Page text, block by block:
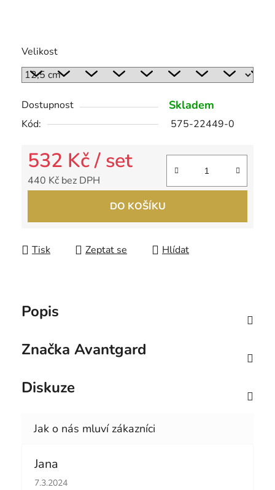
Velikost
Dostupnost Skladem
Kód: 575-22449-0
532 Kč/ set
440 Kč bez DPH
DO KOŠÍKU
Tisk Zeptat se Hlídat
Popis
Značka Avantgard
Diskuze
Jana
Hodnocení obchodu je 5 z 5 hvězdiček.
7.3.2024